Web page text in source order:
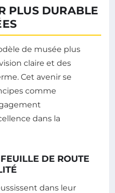
PLUS DURABLE
de musée plus
claire et des
Cet avenir se
comme
dans la
DE ROUTE
dans leur